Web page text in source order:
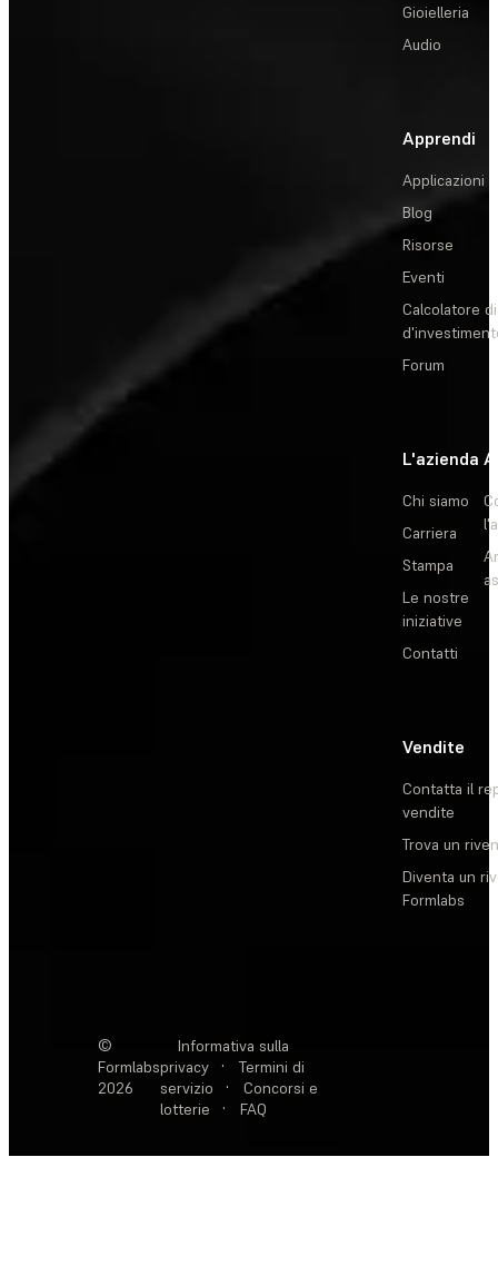
Gioielleria
Audio
Apprendi
Applicazioni
Blog
Risorse
Eventi
Calcolatore
Forum
L'azienda
Chi siamo
Carriera
Stampa
Le nostre
iniziative
Contatti
Vendite
Contatta il
vendite
Trova un
Diventa un
Formlabs
©
Formlabs
2026
Informativa sulla
privacy
·
Termini di
servizio
·
Concorsi e
lotterie
· FAQ